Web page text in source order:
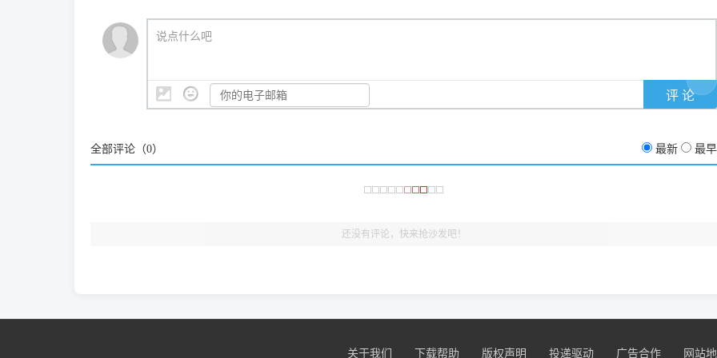
🎯 检验标准：只要驱动顺利装完，设备管理器内没有黄色感叹号，且打印测试能正常出纸，就说明已经完美兼容，无需纠
结显示名称上的细微差别。
说点什么吧
全部评论（0） 最新 最早
还没有评论，快来抢沙发吧！
关于我们 下载帮助 版权声明 投递驱动 广告合作 网站